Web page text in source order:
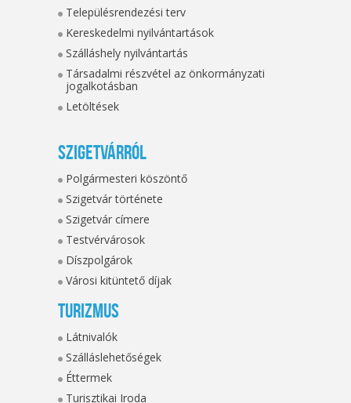
Településrendezési terv
Kereskedelmi nyilvántartások
Szálláshely nyilvántartás
Társadalmi részvétel az önkormányzati
jogalkotásban
Letöltések
Szigetvárról
Polgármesteri köszöntő
Szigetvár története
Szigetvár címere
Testvérvárosok
Díszpolgárok
Városi kitüntető díjak
Turizmus
Látnivalók
Szálláslehetőségek
Éttermek
Turisztikai Iroda